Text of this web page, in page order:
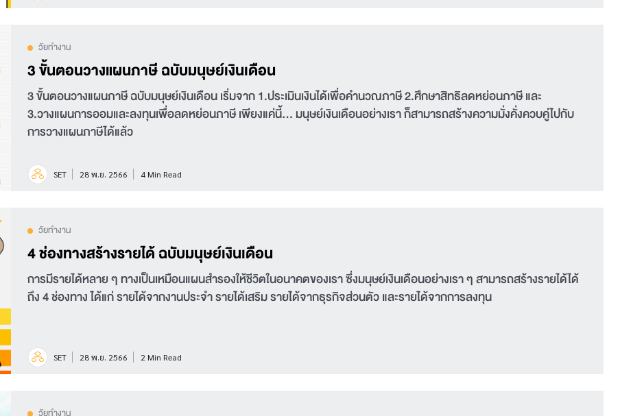
วัยทำงาน
3 ขั้นตอนวางแผนภาษี ฉบับมนุษย์เงินเดือน
3 ขั้นตอนวางแผนภาษี ฉบับมนุษย์เงินเดือน เริ่มจาก 1.ประเมินเงินได้เพื่อคำนวณภาษี 2.ศึกษาสิทธิลดหย่อนภาษี และ
3.วางแผนการออมและลงทุนเพื่อลดหย่อนภาษี เพียงแค่นี้... มนุษย์เงินเดือนอย่างเรา ก็สามารถสร้างความมั่งคั่งควบคู่ไปกับ
การวางแผนภาษีได้แล้ว
SET 28 พ.ย. 2566 4 Min Read
วัยทำงาน
4 ช่องทางสร้างรายได้ ฉบับมนุษย์เงินเดือน
การมีรายได้หลาย ๆ ทางเป็นเหมือนแผนสำรองให้ชีวิตในอนาคตของเรา ซึ่งมนุษย์เงินเดือนอย่างเรา ๆ สามารถสร้างรายได้ได้
ถึง 4 ช่องทาง ได้แก่ รายได้จากงานประจำ รายได้เสริม รายได้จากธุรกิจส่วนตัว และรายได้จากการลงทุน
SET 28 พ.ย. 2566 2 Min Read